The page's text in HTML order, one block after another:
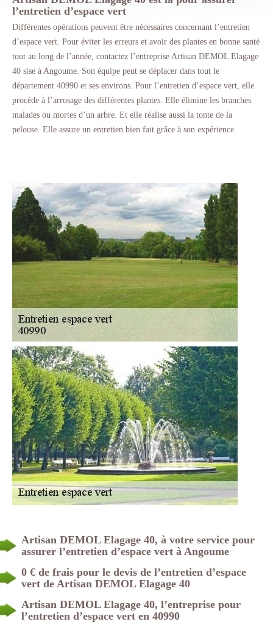
l’entretien d’espace vert
Différentes opérations peuvent être nécessaires concernant l’entretien
d’espace vert. Pour éviter les erreurs et avoir des plantes en bonne santé
tout au long de l’année, contactez l’entreprise Artisan DEMOL Elagage
40 sise à Angoume. Son équipe peut se déplacer dans tout le
département 40990 et ses environs. Pour l’entretien d’espace vert, elle
procède à l’arrosage des différentes plantes. Elle élimine les branches
malades ou mortes d’un arbre. Et elle réalise aussi la tonte de la
pelouse. Elle assure un entretien bien fait grâce à son expérience.
Artisan DEMOL Elagage 40, à votre service pour
assurer l’entretien d’espace vert à Angoume
0 € de frais pour le devis de l’entretien d’espace
vert de Artisan DEMOL Elagage 40
Artisan DEMOL Elagage 40, l’entreprise pour
l’entretien d’espace vert en 40990